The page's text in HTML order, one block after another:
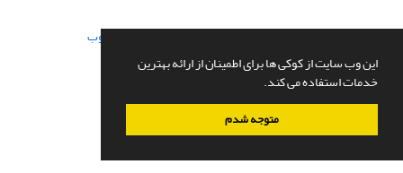
این وب سایت از کوکی ها برای اطمینان از ارائه بهترین
خدمات استفاده می کند.
متوجه شدم
سامانه مدیریت نشریات علمی.طراحی و پیاده سازی ازسیناوب